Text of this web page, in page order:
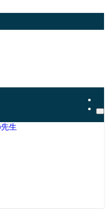
み方とリスク管理の秘訣
生